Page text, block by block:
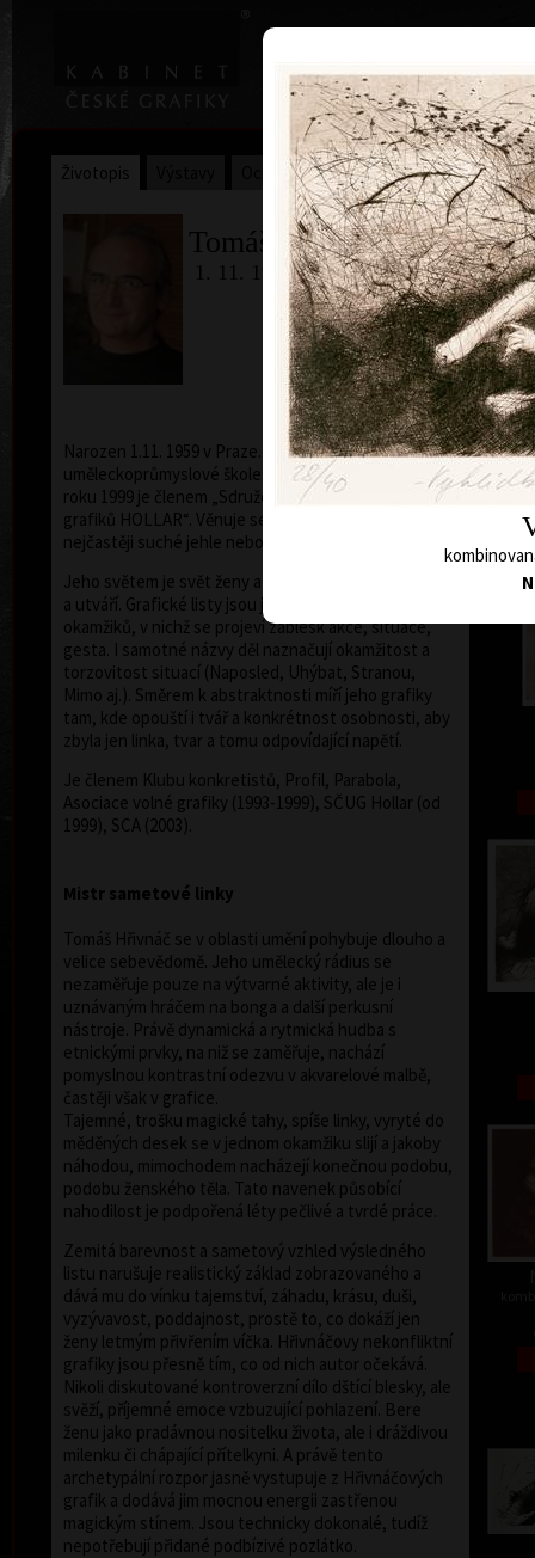
Home |
Životopis Ocenění Sbírky
Tomáš Hřivnáč
1. 11. 1959
Narozen 1.11. 1959 v Praze. Studoval na Střední
uměleckoprůmyslové škole v Praze (1975 - 1979 ). Od
roku 1999 je členem „Sdružení českých umělců
grafiků HOLLAR“. Věnuje se především volné grafice,
nejčastěji suché jehle nebo akvarelu .
Jeho světem je svět ženy a poetiky, která ji obklopuje
a utváří. Grafické listy jsou jakoby záznamem
okamžiků, v nichž se projeví záblesk akce, situace,
gesta. I samotné názvy děl naznačují okamžitost a
torzovitost situací (Naposled, Uhýbat, Stranou,
Mimo aj.). Směrem k abstraktnosti míří jeho grafiky
tam, kde opouští i tvář a konkrétnost osobnosti, aby
zbyla jen linka, tvar a tomu odpovídající napětí.
Je členem Klubu konkretistů, Profil, Parabola,
Asociace volné grafiky (1993-1999), SČUG Hollar (od
1999), SCA (2003).
Mistr sametové linky
Tomáš Hřivnáč se v oblasti umění pohybuje dlouho a
velice sebevědomě. Jeho umělecký rádius se
nezaměřuje pouze na výtvarné aktivity, ale je i
uznávaným hráčem na bonga a další perkusní
nástroje. Právě dynamická a rytmická hudba s
etnickými prvky, na niž se zaměřuje, nachází
pomyslnou kontrastní odezvu v akvarelové malbě,
častěji však v grafice.
Tajemné, trošku magické tahy, spíše linky, vyryté do
měděných desek se v jednom okamžiku slijí a jakoby
náhodou, mimochodem nacházejí konečnou podobu,
podobu ženského těla. Tato navenek působící
nahodilost je podpořená léty pečlivé a tvrdé práce.
Zemitá barevnost a sametový vzhled výsledného
listu narušuje realistický základ zobrazovaného a
dává mu do vínku tajemství, záhadu, krásu, duši,
vyzývavost, poddajnost, prostě to, co dokáží jen
ženy letmým přivřením víčka. Hřivnáčovy nekonfliktní
grafiky jsou přesně tím, co od nich autor očekává.
Nikoli diskutované kontroverzní dílo dštící blesky, ale
svěží, příjemné emoce vzbuzující pohlazení. Bere
ženu jako pradávnou nositelku života, ale i dráždivou
milenku či chápající přítelkyni. A právě tento
archetypální rozpor jasně vystupuje z Hřivnáčových
grafik a dodává jim mocnou energii zastřenou
magickým stínem. Jsou technicky dokonalé, tudíž
nepotřebují přidané podbízivé pozlátko.